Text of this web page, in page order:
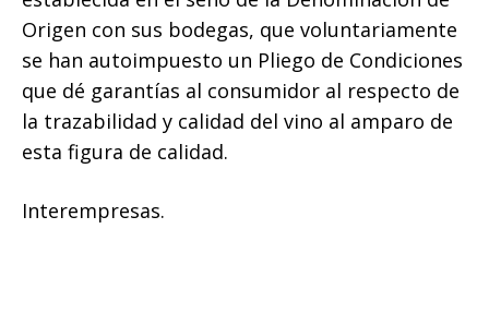
Origen con sus bodegas, que voluntariamente
se han autoimpuesto un Pliego de Condiciones
que dé garantías al consumidor al respecto de
la trazabilidad y calidad del vino al amparo de
esta figura de calidad.
Interempresas.